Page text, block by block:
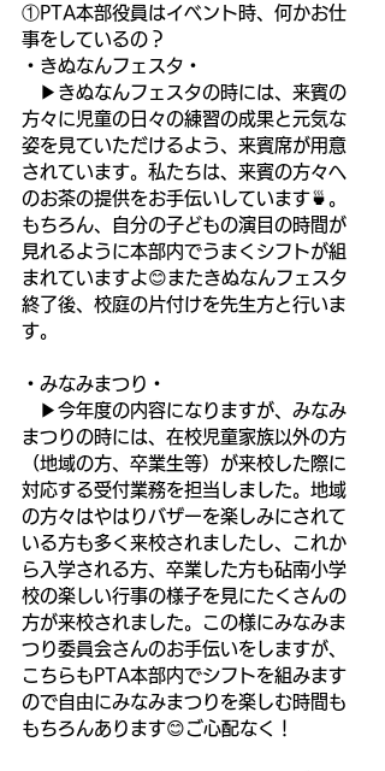
①PTA本部役員はイベント時、何かお仕
事をしているの？
・きぬなんフェスタ・
▶︎きぬなんフェスタの時には、来賓の
方々に児童の日々の練習の成果と元気な
姿を見ていただけるよう、来賓席が用意
されています。私たちは、来賓の方々へ
のお茶の提供をお手伝いしています🍵。
もちろん、自分の子どもの演目の時間が
見れるように本部内でうまくシフトが組
まれていますよ😊またきぬなんフェスタ
終了後、校庭の片付けを先生方と行いま
す。
・みなみまつり・
▶︎今年度の内容になりますが、みなみ
まつりの時には、在校児童家族以外の方
（地域の方、卒業生等）が来校した際に
対応する受付業務を担当しました。地域
の方々はやはりバザーを楽しみにされて
いる方も多く来校されましたし、これか
ら入学される方、卒業した方も砧南小学
校の楽しい行事の様子を見にたくさんの
方が来校されました。この様にみなみま
つり委員会さんのお手伝いをしますが、
こちらもPTA本部内でシフトを組みます
ので自由にみなみまつりを楽しむ時間も
もちろんあります😊ご心配なく！